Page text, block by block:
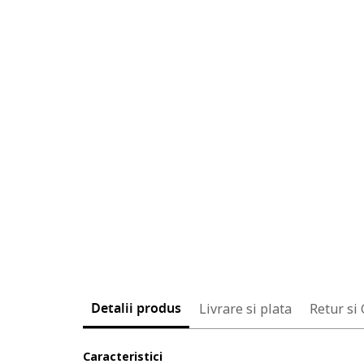
Detalii produs Livrare si plata Retur si
Caracteristici